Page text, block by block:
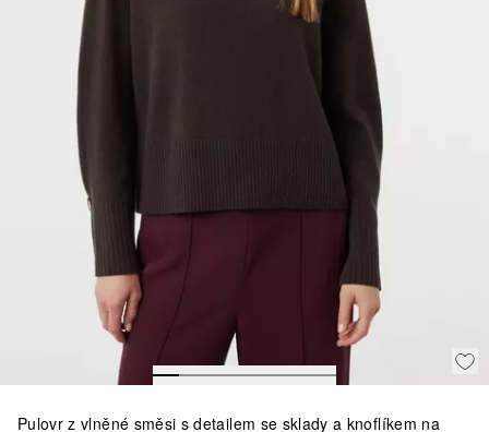
Pulovr z vlněné směsi s detailem se sklady a knoflíkem na